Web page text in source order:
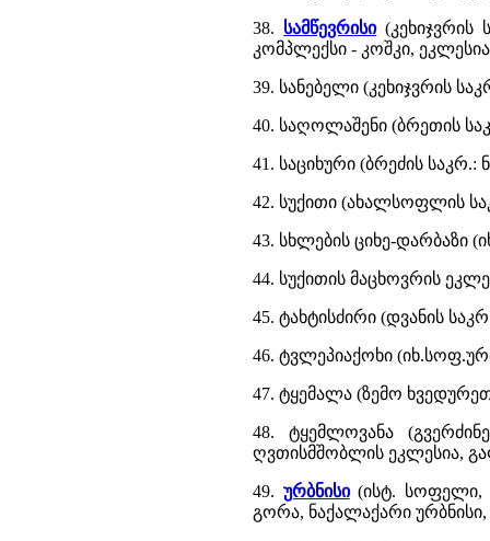
38. სამწევრისი(კეხიჯვრის
კომპლექსი - კოშკი,
39. სანებელი (კეხიჯვრის
40. საღოლაშენი (ბრეთის
41. საციხური (ბრეძის
42. სუქითი (ახალსოფლის
43. სხლების ციხე-დარბაზი
44. სუქითის მაცხოვრის
45. ტახტისძირი (დვანის
46. ტვლეპიაქოხი
47. ტყემალა (ზემო
48. ტყემლოვანა
ღვთისმშობლის ეკლესია,
49. ურბნისი(ისტ. სოფელი,
გორა, ნაქალაქარი ურბნისი,